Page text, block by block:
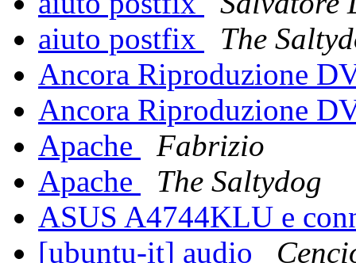
aiuto postfix
The
Ancora Riproduzione
Ancora Riproduzione
Apache
Fabrizio
Apache
The Saltydog
ASUS A4744KLU e
[ubuntu-it] audio